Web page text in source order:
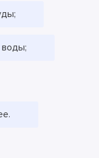
воды;